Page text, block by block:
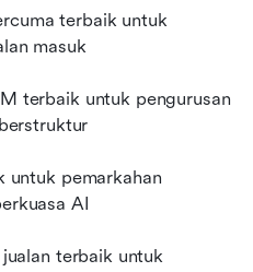
terbaik untuk
masuk
terbaik untuk pengurusan
untuk pemarkahan
AI
terbaik untuk